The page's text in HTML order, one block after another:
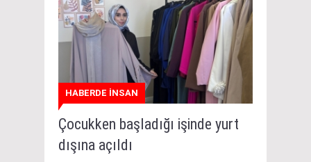
HABERDE İNSAN
Çocukken başladığı işinde yurt
dışına açıldı